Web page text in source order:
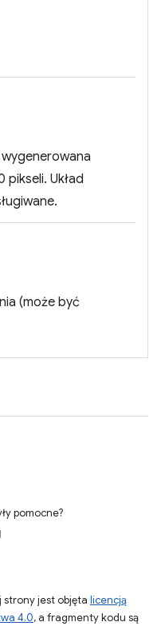
pikseli. Układ
(może być
pomocne?
jest objęta licencją
4.0, a fragmenty kodu są